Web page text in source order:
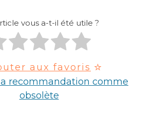
vous a-t-il été utile ?
aux favoris
recommandation comme
obsolète